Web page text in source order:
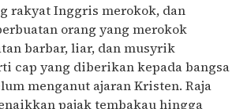
rakyat Inggris merokok, dan
orang yang merokok
barbar, liar, dan musyrik
cap yang diberikan kepada bangsa
menganut ajaran Kristen. Raja
pajak tembakau hingga